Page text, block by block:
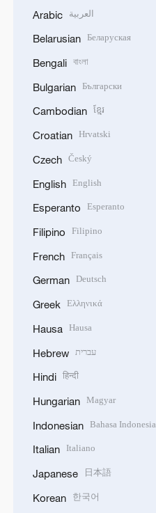
Arabic العربية
Belarusian Беларуская
Bengali বাংলা
Bulgarian Български
Cambodian ខ្មែរ
Croatian Hrvatski
Czech Český
English English
Esperanto Esperanto
Filipino Filipino
French Français
German Deutsch
Greek Ελληνικά
Hausa Hausa
Hebrew עברית
Hindi हिन्दी
Hungarian Magyar
Indonesian Bahasa Indonesia
Italian Italiano
Japanese 日本語
Korean 한국어